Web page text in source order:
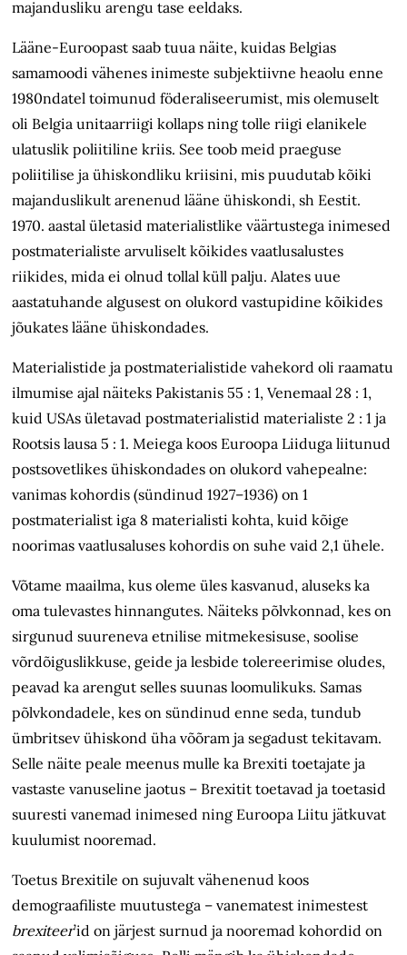
majandusliku arengu tase eeldaks.
Lääne-Euroopast saab tuua näite, kuidas Belgias
samamoodi vähenes inimeste subjektiivne heaolu enne
1980ndatel toimunud föderaliseerumist, mis olemuselt
oli Belgia unitaarriigi kollaps ning tolle riigi elanikele
ulatuslik poliitiline kriis. See toob meid praeguse
poliitilise ja ühiskondliku kriisini, mis puudutab kõiki
majanduslikult arenenud lääne ühiskondi, sh Eestit.
1970. aastal ületasid materialistlike väärtustega inimesed
postmaterialiste arvuliselt kõikides vaatlusalustes
riikides, mida ei olnud tollal küll palju. Alates uue
aastatuhande algusest on olukord vastupidine kõikides
jõukates lääne ühiskondades.
Materialistide ja postmaterialistide vahekord oli raamatu
ilmumise ajal näiteks Pakistanis 55 : 1, Venemaal 28 : 1,
kuid USAs ületavad postmaterialistid materialiste 2 : 1 ja
Rootsis lausa 5 : 1. Meiega koos Euroopa Liiduga liitunud
postsovetlikes ühiskondades on olukord vahepealne:
vanimas kohordis (sündinud 1927–1936) on 1
postmaterialist iga 8 materialisti kohta, kuid kõige
noorimas vaatlusaluses kohordis on suhe vaid 2,1 ühele.
Võtame maailma, kus oleme üles kasvanud, aluseks ka
oma tulevastes hinnangutes. Näiteks põlvkonnad, kes on
sirgunud suureneva etnilise mitmekesisuse, soolise
võrdõiguslikkuse, geide ja lesbide tolereerimise oludes,
peavad ka arengut selles suunas loomulikuks. Samas
põlvkondadele, kes on sündinud enne seda, tundub
ümbritsev ühiskond üha võõram ja segadust tekitavam.
Selle näite peale meenus mulle ka Brexiti toetajate ja
vastaste vanuseline jaotus – Brexitit toetavad ja toetasid
suuresti vanemad inimesed ning Euroopa Liitu jätkuvat
kuulumist nooremad.
Toetus Brexitile on sujuvalt vähenenud koos
demograafiliste muutustega – vanematest inimestest
brexiteer’id on järjest surnud ja nooremad kohordid on